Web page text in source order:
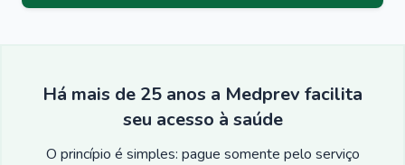
Há mais de 25 anos a Medprev facilita
seu acesso à saúde
O princípio é simples: pague somente pelo serviço